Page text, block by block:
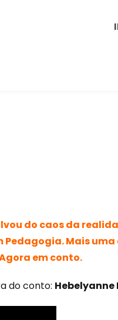
do caos da
Mais
em conto.
do conto: Hebelyanne